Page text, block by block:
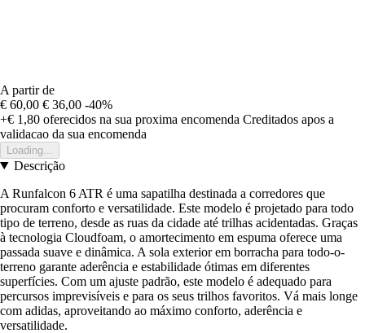
A partir de
€ 60,00 € 36,00 -40%
+€ 1,80 oferecidos na sua proxima encomenda Creditados apos a
validacao da sua encomenda
Loading...
Descrição
A Runfalcon 6 ATR é uma sapatilha destinada a corredores que
procuram conforto e versatilidade. Este modelo é projetado para todo
tipo de terreno, desde as ruas da cidade até trilhas acidentadas. Graças
à tecnologia Cloudfoam, o amortecimento em espuma oferece uma
passada suave e dinâmica. A sola exterior em borracha para todo-o-
terreno garante aderência e estabilidade ótimas em diferentes
superfícies. Com um ajuste padrão, este modelo é adequado para
percursos imprevisíveis e para os seus trilhos favoritos. Vá mais longe
com adidas, aproveitando ao máximo conforto, aderência e
versatilidade.